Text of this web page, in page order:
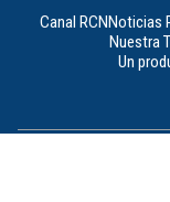
Canal RCNNoticias
Nuestra
Un